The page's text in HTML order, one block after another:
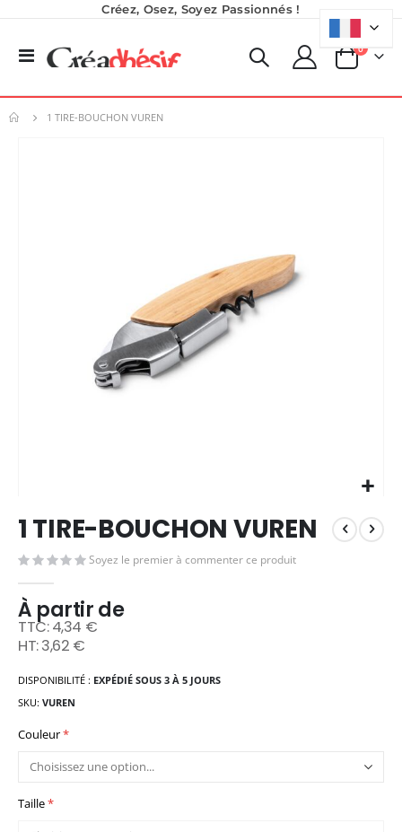
Créez, Osez, Soyez Passionnés !
Basculer
Panier
0produits
1 TIRE-BOUCHON VUREN
to
the
beginning
of
the
images
gallery
1 TIRE-BOUCHON VUREN
Soyez le premier à commenter ce produit
À partir de
4,34 €
3,62 €
DISPONIBILITÉ : EXPÉDIÉ SOUS 3 À 5 JOURS
SKU VUREN
Couleur
Taille